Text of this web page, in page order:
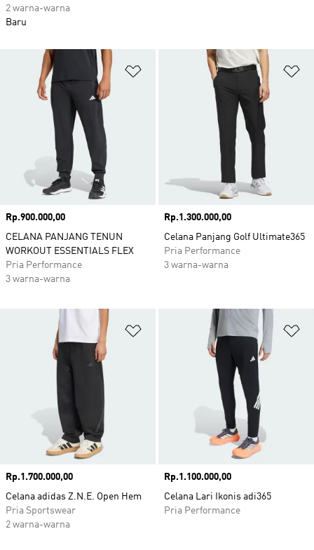
Tambahkan ke Wishlist
Harga
Rp.900.000,00
CELANA PANJANG TENUN
WORKOUT ESSENTIALS FLEX
Pria Performance
3 warna-warna
Harga
Rp.1.300.000,00
Celana Panjang Golf Ultimate365
Pria Performance
3 warna-warna
Tambahkan ke Wishlist
Harga
Rp.1.700.000,00
Celana adidas Z.N.E. Open Hem
Pria Sportswear
2 warna-warna
Harga
Rp.1.100.000,00
Celana Lari Ikonis adi365
Pria Performance
2 warna-warna
Baru